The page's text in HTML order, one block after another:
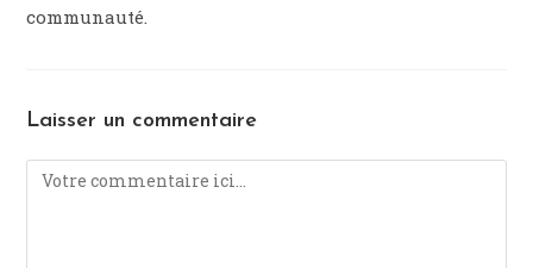
communauté.
Laisser un commentaire
Comment